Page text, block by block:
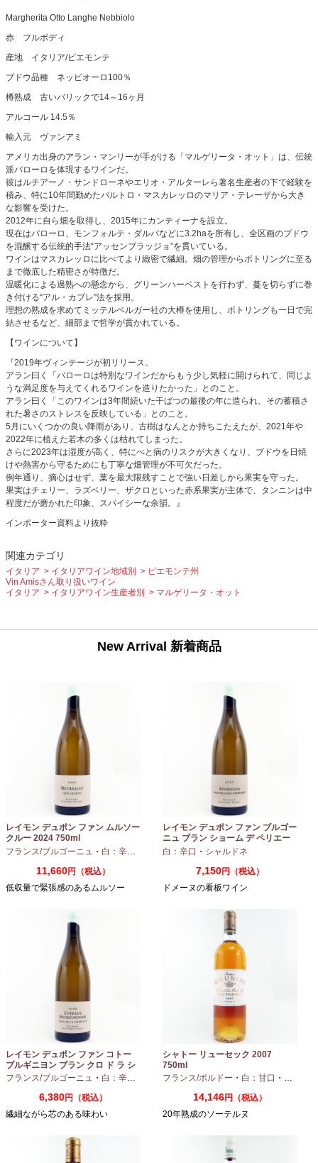
Margherita Otto Langhe Nebbiolo
赤 フルボディ
産地 イタリア/ピエモンテ
ブドウ品種 ネッビオーロ100％
樽熟成 古いバリックで14～16ヶ月
アルコール 14.5％
輸入元 ヴァンアミ
アメリカ出身のアラン・マンリーが手がける「マルゲリータ・オット」は、伝統
派バローロを体現するワインだ。
彼はルチアーノ・サンドローネやエリオ・アルターレら著名生産者の下で経験を
積み、特に10年間勤めたバルトロ・マスカレッロのマリア・テレーザから大き
な影響を受けた。
2012年に自ら畑を取得し、2015年にカンティーナを設立。
現在はバローロ、モンフォルテ・ダルバなどに3.2haを所有し、全区画のブドウ
を混醸する伝統的手法“アッセンブラッジョ”を貫いている。
ワインはマスカレッロに比べてより緻密で繊細。畑の管理からボトリングに至る
まで徹底した精密さが特徴だ。
温暖化による過熟への懸念から、グリーンハーベストを行わず、蔓を切らずに巻
き付ける“アル・カプレ”法を採用。
理想の熟成を求めてミッテルベルガー社の大樽を使用し、ボトリングも一日で完
結させるなど、細部まで哲学が貫かれている。
【ワインについて】
『2019年ヴィンテージが初リリース。
アラン曰く「バローロは特別なワインだからもう少し気軽に開けられて、同じよ
うな満足度を与えてくれるワインを造りたかった」とのこと。
アラン曰く「このワインは3年間続いた干ばつの最後の年に造られ、その蓄積さ
れた暑さのストレスを反映している」とのこと。
5月にいくつかの良い降雨があり、古樹はなんとか持ちこたえたが、2021年や
2022年に植えた若木の多くは枯れてしまった。
さらに2023年は湿度が高く、特にべと病のリスクが大きくなり、ブドウを日焼
けや熱害から守るためにも丁寧な畑管理が不可欠だった。
例年通り、摘心はせず、葉を最大限残すことで強い日差しから果実を守った。
果実はチェリー、ラズベリー、ザクロといった赤系果実が主体で、タンニンは中
程度だが磨かれた印象、スパイシーな余韻。』
インポーター資料より抜粋
関連カテゴリ
イタリア イタリアワイン地域別
ピエモンテ州
Vin Amisさん取り扱いワイン
イタリア
イタリアワイン生産者別 マルゲリータ・オット
New Arrival 新着商品
レイモン デュポン ファン ムルソー
クルー 2024 750ml
フランス/ブルゴーニュ ・ 白：辛口 シャルドネ
11,660円（税込）
低収量で緊張感のあるムルソー
レイモン デュポン ファン ブルゴー
ニュ ブラン ショーム デ ペリエー
ル 2024 750ml
白：辛口 ・ シャルドネ
7,150円（税込）
ドメーヌの看板ワイン
レイモン デュポン ファン コトー
ブルギニヨン ブラン クロ ド ラ シ
ャペル 2024 750ml
フランス/ブルゴーニュ ・ 白：辛口 シャルドネ
6,380円（税込）
繊細ながら芯のある味わい
シャトー リューセック 2007
750ml
フランス/ボルドー ・ 白：甘口 ・ セミヨン
14,146円（税込）
20年熟成のソーテルヌ